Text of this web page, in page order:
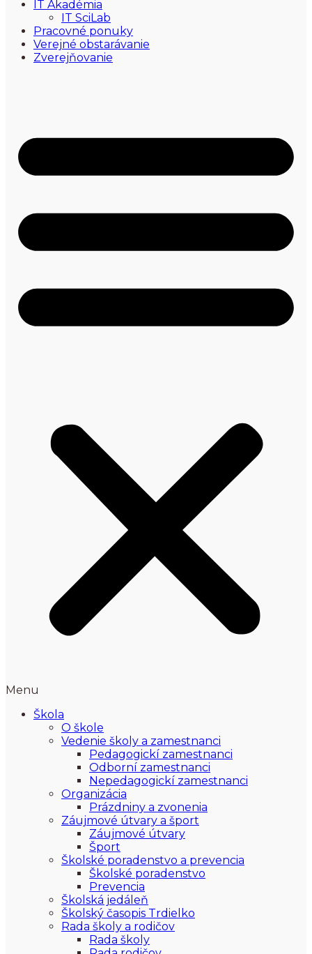
IT Akadémia
IT SciLab
Pracovné ponuky
Verejné obstarávanie
Zverejňovanie
Menu
Škola
O škole
Vedenie školy a zamestnanci
Pedagogickí zamestnanci
Odborní zamestnanci
Nepedagogickí zamestnanci
Organizácia
Prázdniny a zvonenia
Záujmové útvary a šport
Záujmové útvary
Šport
Školské poradenstvo a prevencia
Školské poradenstvo
Prevencia
Školská jedáleň
Školský časopis Trdielko
Rada školy a rodičov
Rada školy